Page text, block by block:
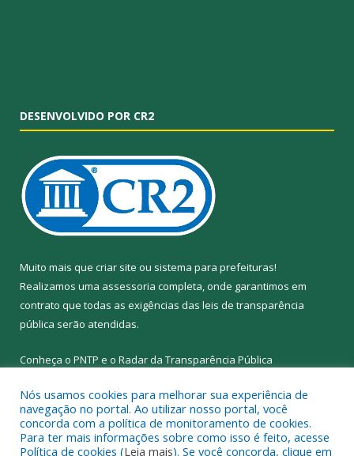
DESENVOLVIDO POR CR2
Muito mais que criar site ou sistema para prefeituras!
Realizamos uma assessoria completa, onde garantimos em
contrato que todas as exigências das leis de transparência
pública serão atendidas.
Conheça o PNTP e o Radar da Transparência Pública
Todos os direitos reservados a Prefeitura Municipal de Abel
Nós usamos cookies para melhorar sua experiência de
navegação no portal. Ao utilizar nosso portal, você
concorda com a política de monitoramento de cookies.
Para ter mais informações sobre como isso é feito, acesse
Política de cookies (Leia mais). Se você concorda, clique em